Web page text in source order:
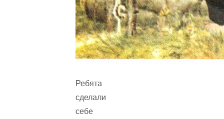
Ребята
сделали
себе